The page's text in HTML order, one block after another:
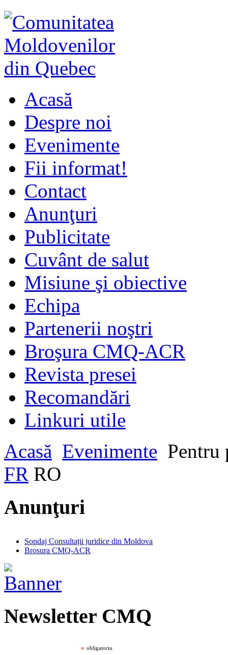
Acasă
Despre noi
Evenimente
Fii informat!
Contact
Anunţuri
Publicitate
Cuvânt de salut
Misiune şi obiective
Echipa
Partenerii noştri
Broşura CMQ-ACR
Revista presei
Recomandări
Linkuri utile
Acasă Evenimente
FR RO
Anunţuri
Sondaj Consultații juridice din Moldova
Brosura CMQ-ACR
Newsletter CMQ
* obligatoriu